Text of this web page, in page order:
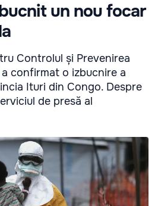
un nou focar
Controlul și Prevenirea
confirmat o izbucnire a
Ituri din Congo. Despre
de presă al